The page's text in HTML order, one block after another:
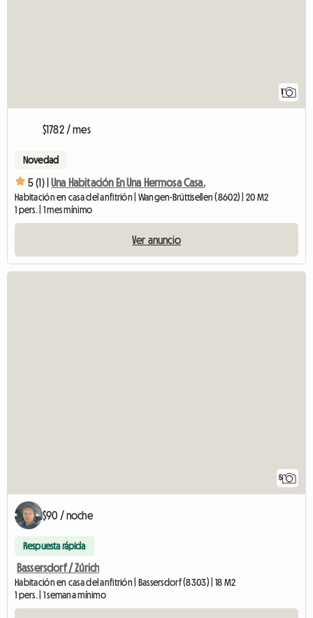
1
$1782 / mes
Novedad
5 (1) | Una Habitación En Una Hermosa Casa.
Habitación en casa del anfitrión | Wangen-Brüttisellen (8602) | 20 M2
1 pers. | 1 mes mínimo
Ver anuncio
5
$90 / noche
Respuesta rápida
Bassersdorf / Zúrich
Habitación en casa del anfitrión | Bassersdorf (8303) | 18 M2
1 pers. | 1 semana mínimo